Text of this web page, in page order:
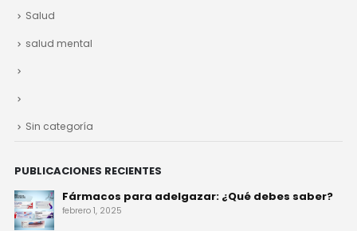
Salud
salud mental
Sin categoría
PUBLICACIONES RECIENTES
Fármacos para adelgazar: ¿Qué debes saber?
febrero 1, 2025